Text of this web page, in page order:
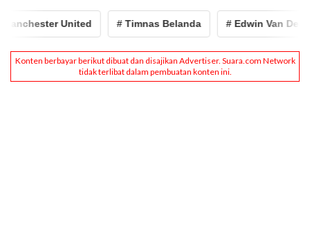
United # Timnas Belanda # Edwin Van Der Sar